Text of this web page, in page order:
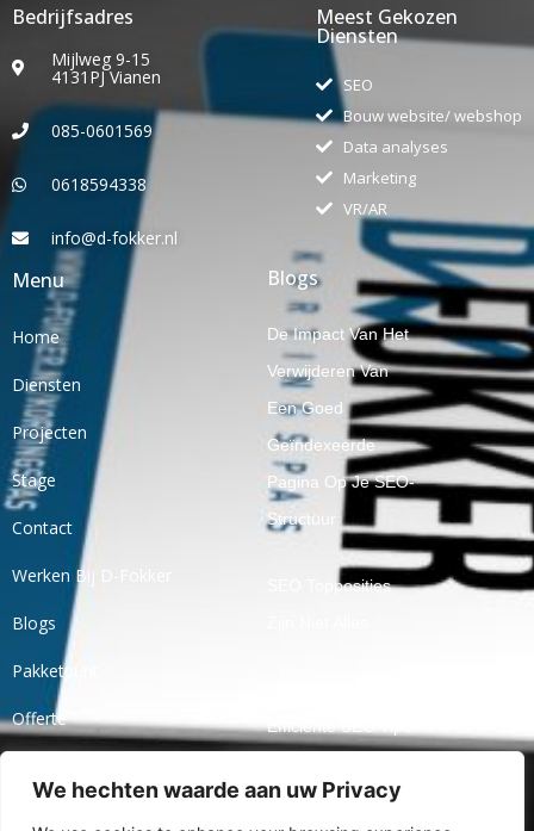
We hechten waarde aan uw Privacy
Bedrijfsadres
Mijlweg 9-15
4131PJ Vianen
085-0601569
0618594338
info@d-fokker.nl
Meest Gekozen
Diensten
SEO
Bouw website/ webshop
Data analyses
Marketing
VR/AR
Menu
Home
Diensten
Projecten
Stage
Contact
Werken Bij D-Fokker
Blogs
Pakketpunt
Offerte
Blogs
De Impact Van Het
Verwijderen Van
Een Goed
Geïndexeerde
Pagina Op Je SEO-
Structuur
SEO Topposities
Efficiënte SEO Tips!
Openbaar Praten